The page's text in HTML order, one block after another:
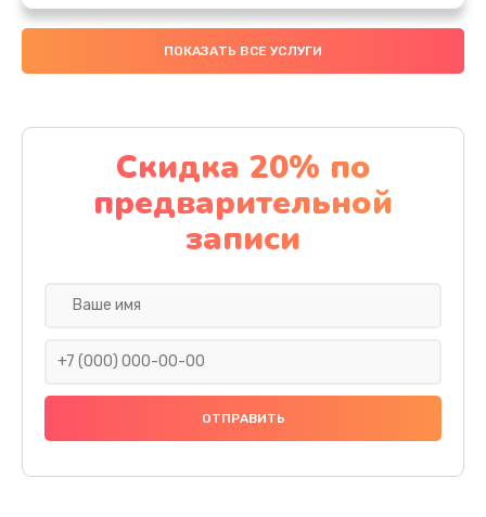
Замена аккумулятора
4000 руб.
Замена материнской платы
1100 руб.
Заказать
Замена праймера
1000 руб.
ПОКАЗАТЬ ВСЕ УСЛУГИ
Скидка 20% по
предварительной
записи